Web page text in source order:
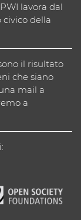
lavora dal
civico della
il risultato
che siano
mail a
a